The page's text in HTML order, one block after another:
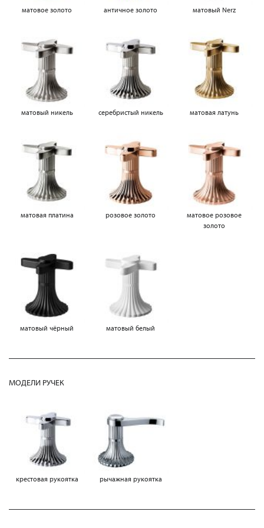
матовое золото античное золото матовый Nerz
матовый никель серебристый никель матовая латунь
матовая платина розовое золото
матовое розовое
золото
матовый чёрный матовый белый
МОДЕЛИ РУЧЕК
крестовая рукоятка рычажная рукоятка